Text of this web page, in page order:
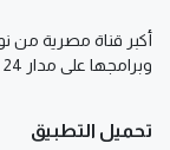
أكبر قناة مصرية من
وبرامجها على مدار 24 ساعة
تحميل التطبيق